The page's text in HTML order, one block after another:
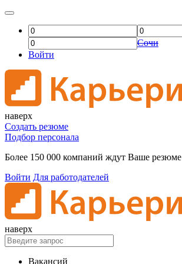
Сочи
Войти
наверх
Создать резюме
Подбор персонала
Более 150 000 компаний ждут Ваше резюме
Войти Для работодателей
наверх
Вакансий